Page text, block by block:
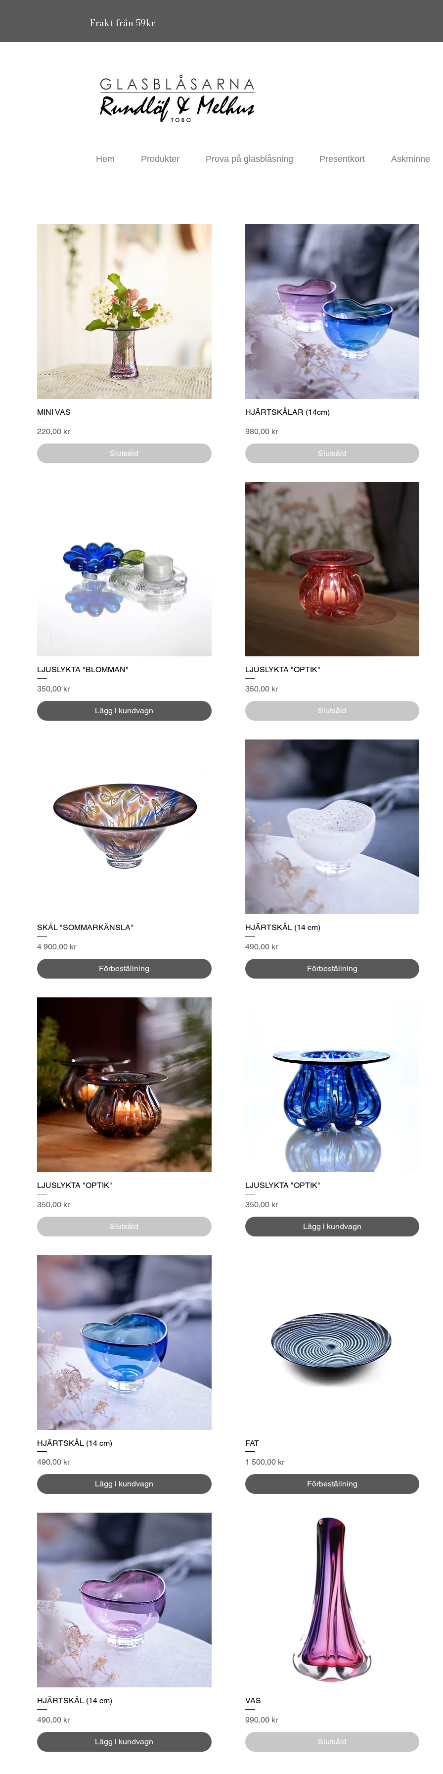
Frakt från 59kr
Hem Produkter Prova på glasblåsning Presentkort Askminne
MINI VAS
Pris
220,00 kr
Slutsåld
HJÄRTSKÅLAR (14cm)
Pris
980,00 kr
Slutsåld
LJUSLYKTA "BLOMMAN"
Pris
350,00 kr
Lägg i kundvagn
LJUSLYKTA "OPTIK"
Pris
350,00 kr
Slutsåld
SKÅL "SOMMARKÄNSLA"
Pris
4 900,00 kr
Förbeställning
HJÄRTSKÅL (14 cm)
Pris
490,00 kr
Förbeställning
LJUSLYKTA "OPTIK"
Pris
350,00 kr
Slutsåld
LJUSLYKTA "OPTIK"
Pris
350,00 kr
Lägg i kundvagn
HJÄRTSKÅL (14 cm)
Pris
490,00 kr
Lägg i kundvagn
FAT
Pris
1 500,00 kr
Förbeställning
HJÄRTSKÅL (14 cm)
Pris
490,00 kr
Lägg i kundvagn
VAS
Pris
990,00 kr
Slutsåld